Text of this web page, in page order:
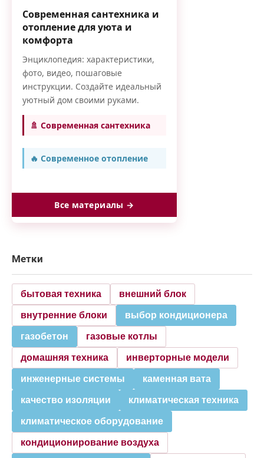
Современная сантехника и
отопление для уюта и
комфорта
Энциклопедия: характеристики,
фото, видео, пошаговые
инструкции. Создайте идеальный
уютный дом своими руками.
🚿 Современная сантехника
🔥 Современное отопление
Все материалы →
Метки
бытовая техника внешний блок
внутренние блоки выбор кондиционера
газобетон газовые котлы
домашняя техника инверторные модели
инженерные системы каменная вата
качество изоляции климатическая техника
климатическое оборудование
кондиционирование воздуха